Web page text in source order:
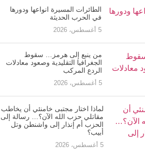
الطائرات المسيرة انواعها ودورها
في الحرب الحديثة
5 أغسطس، 2026
من ينبع إلى هرمز… سقوط
الجغرافيا التقليدية وصعود معادلات
الردع المركب
5 أغسطس، 2026
لماذا اختار مجتبى خامنئي أن يخاطب
مقاتلي حزب الله الآن؟… رسالة إلى
الحزب أم إنذار إلى واشنطن وتل
أبيب؟
5 أغسطس، 2026